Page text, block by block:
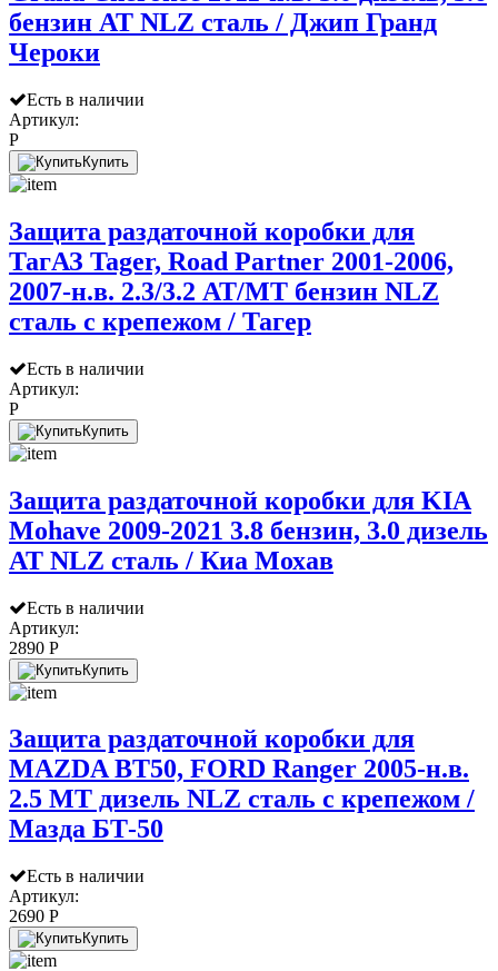
бензин АТ NLZ сталь / Джип Гранд
Чероки
Есть в наличии
Артикул:
P
Купить
Защита раздаточной коробки для
ТагАЗ Tager, Road Partner 2001-2006,
2007-н.в. 2.3/3.2 AT/MT бензин NLZ
сталь с крепежом / Тагер
Есть в наличии
Артикул:
P
Купить
Защита раздаточной коробки для KIA
Mohave 2009-2021 3.8 бензин, 3.0 дизель
АТ NLZ сталь / Киа Мохав
Есть в наличии
Артикул:
2890 P
Купить
Защита раздаточной коробки для
MAZDA BT50, FORD Ranger 2005-н.в.
2.5 МТ дизель NLZ сталь с крепежом /
Мазда БТ-50
Есть в наличии
Артикул:
2690 P
Купить